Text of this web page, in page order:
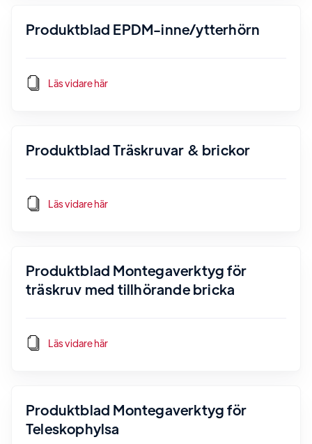
Produktblad EPDM-inne/ytterhörn
Läs vidare här
Produktblad Träskruvar & brickor
Läs vidare här
Produktblad Montegaverktyg för
träskruv med tillhörande bricka
Läs vidare här
Produktblad Montegaverktyg för
Teleskophylsa